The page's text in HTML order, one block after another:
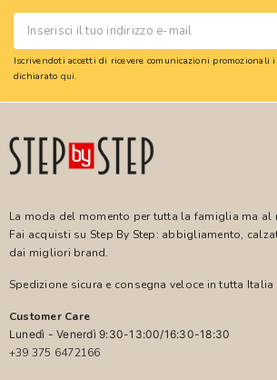
Iscrivendoti accetti di ricevere comunicazioni promozionali
dichiarato qui.
La moda del momento per tutta la famiglia ma al
Fai acquisti su Step By Step: abbigliamento,
dai migliori brand.
Spedizione sicura e consegna veloce in tutta Italia
Customer Care
Lunedì - Venerdì 9:30-13:00/16:30-18:30
+39 375 6472166